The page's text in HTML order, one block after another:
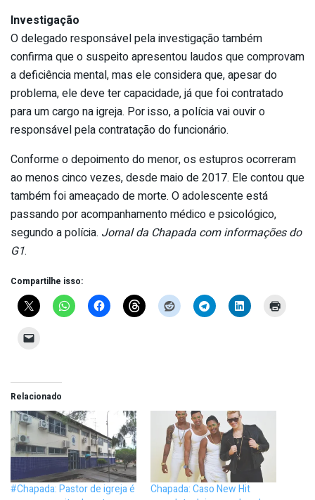
Investigação
O delegado responsável pela investigação também
confirma que o suspeito apresentou laudos que comprovam
a deficiência mental, mas ele considera que, apesar do
problema, ele deve ter capacidade, já que foi contratado
para um cargo na igreja. Por isso, a polícia vai ouvir o
responsável pela contratação do funcionário.
Conforme o depoimento do menor, os estupros ocorreram
ao menos cinco vezes, desde maio de 2017. Ele contou que
também foi ameaçado de morte. O adolescente está
passando por acompanhamento médico e psicológico,
segundo a polícia. Jornal da Chapada com informações do
G1.
Compartilhe isso:
Relacionado
#Chapada: Pastor de igreja é
Chapada: Caso New Hit